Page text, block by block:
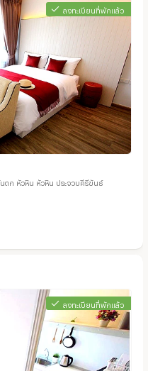
ลงทะเบียนที่พักแล้ว
ตก หัวหิน หัวหิน ประจวบคีรีขันธ์
ลงทะเบียนที่พักแล้ว